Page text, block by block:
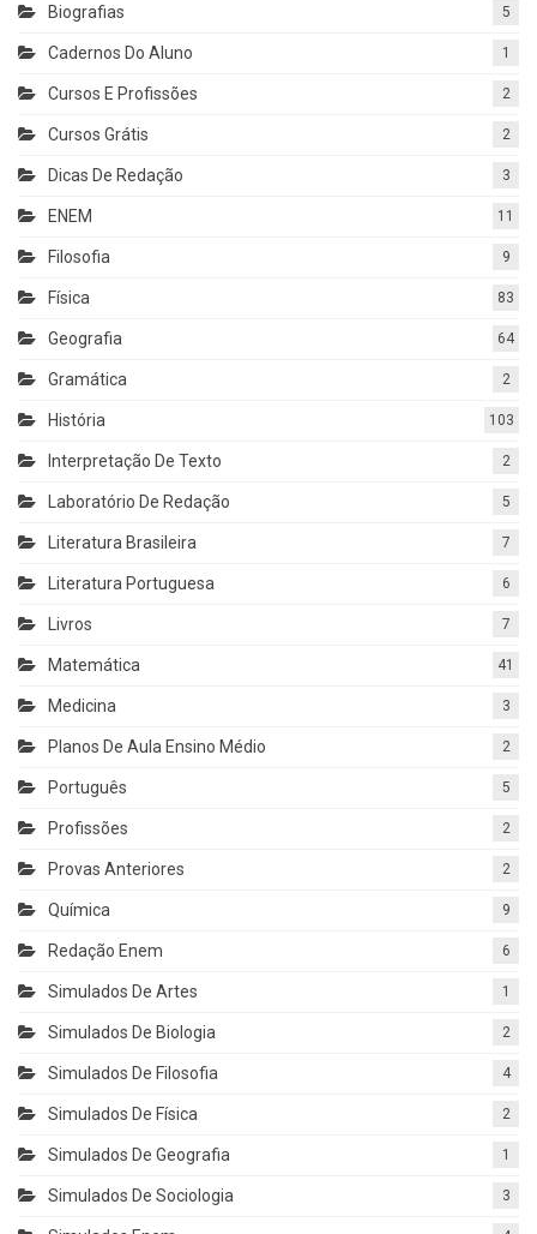
Biografias 5
Cadernos Do Aluno 1
Cursos E Profissões 2
Cursos Grátis 2
Dicas De Redação 3
ENEM 11
Filosofia 9
Física 83
Geografia 64
Gramática 2
História 103
Interpretação De Texto 2
Laboratório De Redação 5
Literatura Brasileira 7
Literatura Portuguesa 6
Livros 7
Matemática 41
Medicina 3
Planos De Aula Ensino Médio 2
Português 5
Profissões 2
Provas Anteriores 2
Química 9
Redação Enem 6
Simulados De Artes 1
Simulados De Biologia 2
Simulados De Filosofia 4
Simulados De Física 2
Simulados De Geografia 1
Simulados De Sociologia 3